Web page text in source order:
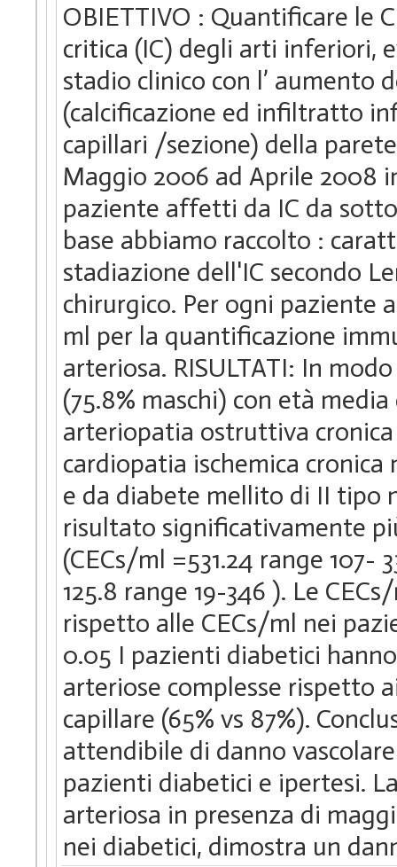
OBIETTIVO : Quantificare le
critica (IC) degli arti inferiori,
stadio clinico con l’ aumento
(calcificazione ed infiltratto
capillari /sezione) della
Maggio 2006 ad Aprile 2008
paziente affetti da IC da
base abbiamo raccolto :
stadiazione dell'IC secondo
chirurgico. Per ogni paziente
ml per la quantificazione
arteriosa. RISULTATI: In
(75.8% maschi) con età
arteriopatia ostruttiva
cardiopatia ischemica cronica
e da diabete mellito di II tipo
risultato significativamente
(CECs/ml =531.24 range
125.8 range 19-346 ). Le
rispetto alle CECs/ml nei
0.05 I pazienti diabetici
arteriose complesse rispetto
capillare (65% vs 87%).
attendibile di danno
pazienti diabetici e ipertesi.
arteriosa in presenza di
nei diabetici, dimostra un